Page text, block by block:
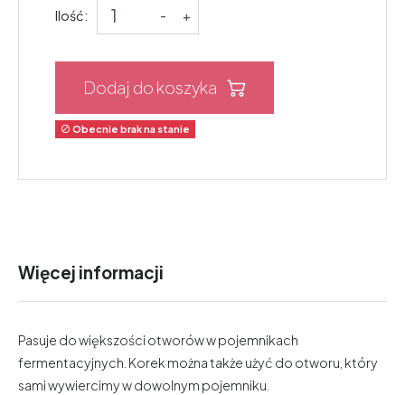
Ilość: - +
Dodaj do koszyka
 Obecnie brak na stanie
Więcej informacji
Pasuje do większości otworów w pojemnikach
fermentacyjnych. Korek można także użyć do otworu, który
sami wywiercimy w dowolnym pojemniku.